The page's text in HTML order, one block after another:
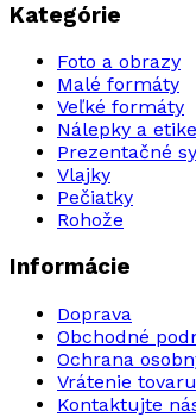
Kategórie
Foto a obrazy
Malé formáty
Veľké formáty
Nálepky a
Prezentačné
Vlajky
Pečiatky
Rohože
Informácie
Doprava
Obchodné
Ochrana
Vrátenie tovaru
Kontaktujte